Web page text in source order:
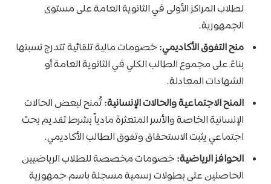
لطلاب المراكز الأولى في الثانوية العامة على مستوى
الجمهورية.
منح التفوق الأكاديمي: خصومات مالية تلقائية تتدرج نسبتها
بناءً على مجموع الطالب الكلي في الثانوية العامة أو
الشهادات المعادلة.
المنح الاجتماعية والحالات الإنسانية:تُمنح لبعض الحالات
الإنسانية الخاصة والأسر المتعثرة مادياً بشرط تقديم بحث
اجتماعي يثبت الاستحقاق وتفوق الطالب الأكاديمي.
الحوافز الرياضية: خصومات مخصصة للطلاب الرياضيين
الحاصلين على بطولات رسمية مسجلة باسم جمهورية